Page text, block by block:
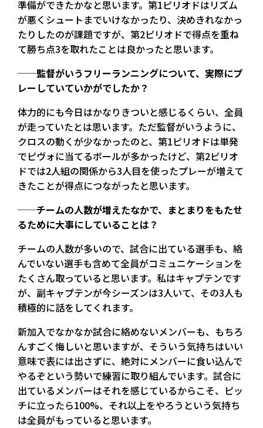
準備ができたかなと思います。第1ピリオドはリズム
が悪くシュートまでいけなかったり、決めきれなかっ
たりしたのが課題ですが、第2ピリオドで得点を重ね
て勝ち点3を取れたことは良かったと思います。
──監督がいうフリーランニングについて、実際にプ
レーしていていかがでしたか？
体力的にも今日はかなりきついと感じるくらい、全員
が走っていたとは思います。ただ監督がいうように、
クロスの動くが少なかったのと、第1ピリオドは単発
でピヴォに当てるボールが多かったけど、第2ピリオ
ドでは2人組の関係から3人目を使ったプレーが増えて
きたことが得点につながったと思います。
──チームの人数が増えたなかで、まとまりをもたせ
るために大事にしていることは？
チームの人数が多いので、試合に出ている選手も、絡
んでいない選手も含めて全員がコミュニケーションを
たくさん取っていると思います。私はキャプテンです
が、副キャプテンが今シーズンは3人いて、その3人も
積極的に話をしてくれます。
新加入でなかなか試合に絡めないメンバーも、もちろ
んすごく悔しいと思いますが、そういう気持ちはいい
意味で表には出さずに、絶対にメンバーに食い込んで
やるぞという勢いで練習に取り組んでいます。試合に
出ているメンバーはそれを感じているからこそ、ピッ
チに立ったら100%、それ以上をやろうという気持ち
は全員がもっていると思います。